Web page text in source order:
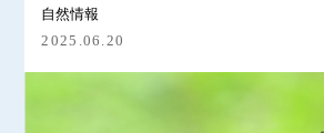
自然情報
2025.06.20